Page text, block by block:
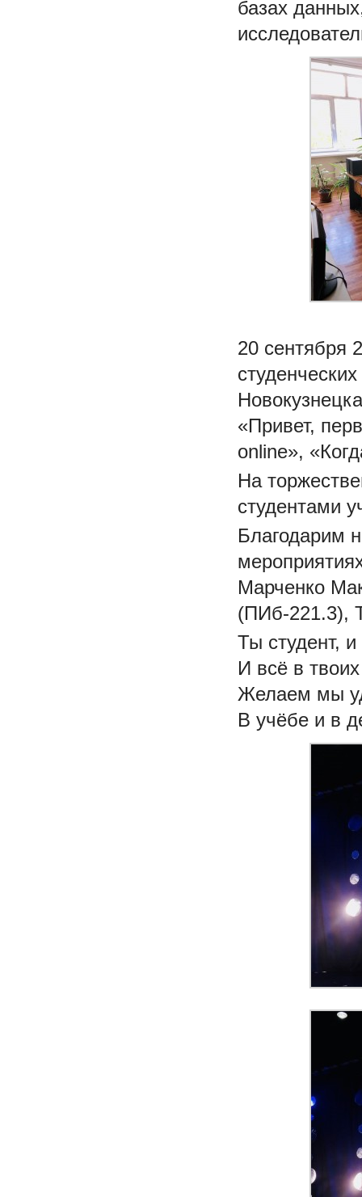
базах
20 сентября
«Привет,
online»,
На
студентами
Благодарим
Марченко
(ПИб-221.3),
Ты студент, и
И всё в
Желаем мы
В учёбе и в